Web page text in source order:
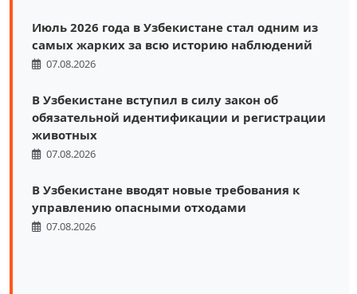
Июль 2026 года в Узбекистане стал одним из
самых жарких за всю историю наблюдений
07.08.2026
В Узбекистане вступил в силу закон об
обязательной идентификации и регистрации
животных
07.08.2026
В Узбекистане вводят новые требования к
управлению опасными отходами
07.08.2026